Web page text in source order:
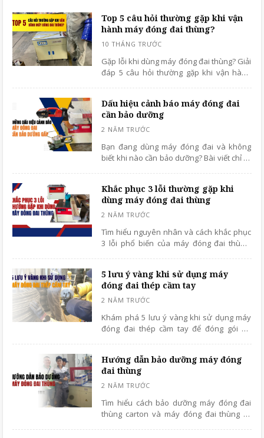
Top 5 câu hỏi thường gặp khi vận
hành máy đóng đai thùng?
Gặp lỗi khi dùng máy đóng đai thùng? Giải
đáp 5 câu hỏi thường gặp khi vận hành
Dấu hiệu cảnh báo máy đóng đai
cần bảo dưỡng
Bạn đang dùng máy đóng đai và không
biết khi nào cần bảo dưỡng? Bài viết chỉ ra
Khắc phục 3 lỗi thường gặp khi
dùng máy đóng đai thùng
Tìm hiểu nguyên nhân và cách khắc phục
3 lỗi phổ biến của máy đóng đai thùng,
5 lưu ý vàng khi sử dụng máy
đóng đai thép cầm tay
Khám phá 5 lưu ý vàng khi sử dụng máy
đóng đai thép cầm tay để đóng gói an
Hướng dẫn bảo dưỡng máy đóng
đai thùng
Tìm hiểu cách bảo dưỡng máy đóng đai
thùng carton và máy đóng đai thùng tự